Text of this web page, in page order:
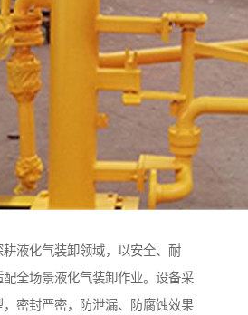
液化气装卸领域，以安全、耐
全场景液化气装卸作业。设备采
密封严密，防泄漏、防腐蚀效果